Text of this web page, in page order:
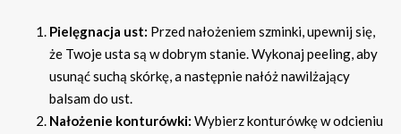
Pielęgnacja ust: Przed nałożeniem szminki, upewnij się,
że Twoje usta są w dobrym stanie. Wykonaj peeling, aby
usunąć suchą skórkę, a następnie nałóż nawilżający
balsam do ust.
Nałożenie konturówki: Wybierz konturówkę w odcieniu